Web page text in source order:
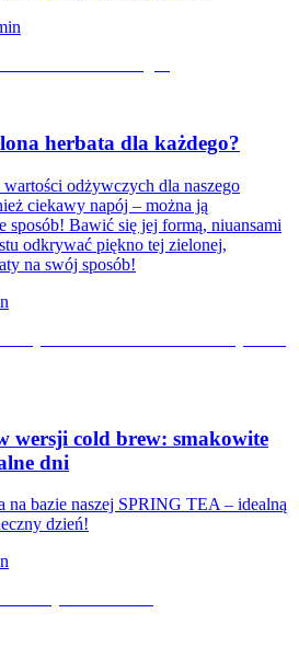
herbata dla każdego?
odżywczych dla naszego
ciekawy napój – można ją
sposób! Bawić się jej formą, niuansami
odkrywać piękno tej zielonej,
na swój sposób!
wersji cold brew: smakowite
dni
na bazie naszej SPRING TEA – idealną
dzień!